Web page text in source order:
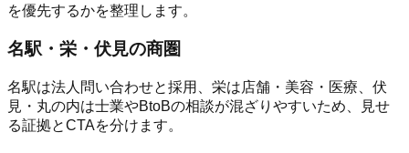
を優先するかを整理します。
名駅・栄・伏見の商圏
名駅は法人問い合わせと採用、栄は店舗・美容・医療、伏
見・丸の内は士業やBtoBの相談が混ざりやすいため、見せ
る証拠とCTAを分けます。